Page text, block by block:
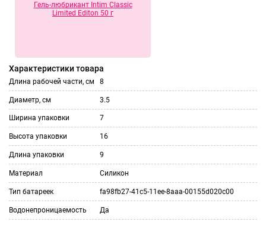
Гель-любрикант Intim Classic
Limited Editon 50 г
Характеристики товара
Длина рабочей части, см 8
Диаметр, см 3.5
Ширина упаковки 7
Высота упаковки 16
Длина упаковки 9
Материал Силикон
Тип батареек fa98fb27-41c5-11ee-8aaa-00155d020c00
Водонепроницаемость Да